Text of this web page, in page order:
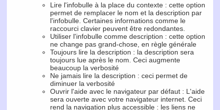
Lire l'infobulle à la place du contexte : cette option
permet de remplacer le nom et la description par
l'infobulle. Certaines informations comme le
raccourci clavier peuvent être redondantes.
Utiliser l'infobulle comme description : cette option
ne change pas grand-chose, en règle générale
Toujours lire la description : la description sera
toujours lue après le nom. Ceci augmente
beaucoup la verbosité
Ne jamais lire la description : ceci permet de
diminuer la verbosité
Ouvrir l'aide avec le navigateur par défaut : L'aide
sera ouverte avec votre navigateur internet. Ceci
rend la navigation plus accessible : les liens ne